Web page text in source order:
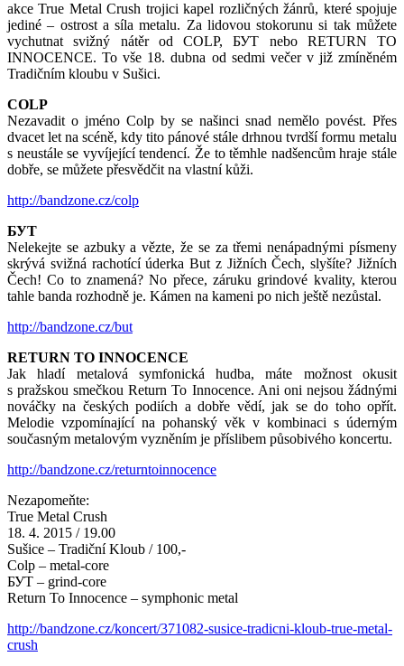
akce True Metal Crush trojici kapel rozličných žánrů, které spojuje
jediné – ostrost a síla metalu. Za lidovou stokorunu si tak můžete
vychutnat svižný nátěr od COLP, БУТ nebo RETURN TO
INNOCENCE. To vše 18. dubna od sedmi večer v již zmíněném
Tradičním kloubu v Sušici.
COLP
Nezavadit o jméno Colp by se našinci snad nemělo povést. Přes
dvacet let na scéně, kdy tito pánové stále drhnou tvrdší formu metalu
s neustále se vyvíjející tendencí. Že to těmhle nadšencům hraje stále
dobře, se můžete přesvědčit na vlastní kůži.
http://bandzone.cz/colp
БУТ
Nelekejte se azbuky a vězte, že se za třemi nenápadnými písmeny
skrývá svižná rachotící úderka But z Jižních Čech, slyšíte? Jižních
Čech! Co to znamená? No přece, záruku grindové kvality, kterou
tahle banda rozhodně je. Kámen na kameni po nich ještě nezůstal.
http://bandzone.cz/but
RETURN TO INNOCENCE
Jak hladí metalová symfonická hudba, máte možnost okusit
s pražskou smečkou Return To Innocence. Ani oni nejsou žádnými
nováčky na českých podiích a dobře vědí, jak se do toho opřít.
Melodie vzpomínající na pohanský věk v kombinaci s úderným
současným metalovým vyzněním je příslibem působivého koncertu.
http://bandzone.cz/returntoinnocence
Nezapomeňte:
True Metal Crush
18. 4. 2015 / 19.00
Sušice – Tradiční Kloub / 100,-
Colp – metal-core
БУТ – grind-core
Return To Innocence – symphonic metal
http://bandzone.cz/koncert/371082-susice-tradicni-kloub-true-metal-
crush